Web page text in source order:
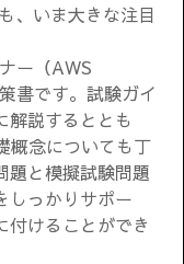
、いま大きな注目
ー（AWS
書です。試験ガイ
解説するととも
概念についても丁
題と模擬試験問題
しっかりサポー
付けることができ